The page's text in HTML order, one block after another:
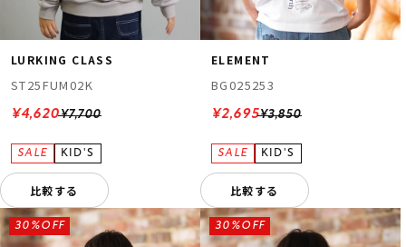
LURKING CLASS
ST25FUM02K
¥7,700
¥4,620
比較する
ELEMENT
BG025253
¥3,850
¥2,695
比較する
30%OFF 30%OFF